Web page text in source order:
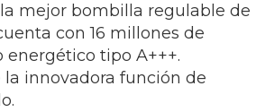
mejor bombilla regulable de
con 16 millones de
energético tipo A+++.
la innovadora función de